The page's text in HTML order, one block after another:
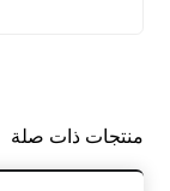
منتجات ذات صلة